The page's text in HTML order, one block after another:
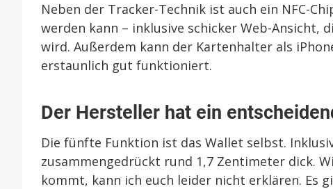
Neben der Tracker-Technik ist auch ein NFC-
werden kann – inklusive schicker Web-Ansicht,
wird. Außerdem kann der Kartenhalter als
erstaunlich gut funktioniert.
Der Hersteller hat ein
Die fünfte Funktion ist das Wallet selbst.
zusammengedrückt rund 1,7 Zentimeter dick.
kommt, kann ich euch leider nicht erklären. Es